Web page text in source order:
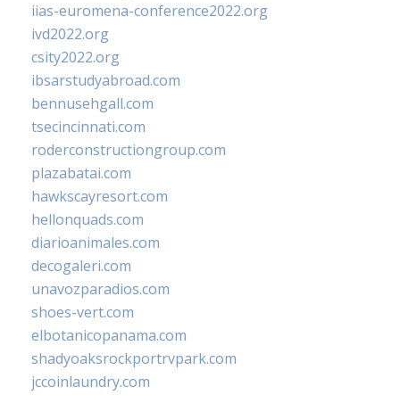
iias-euromena-conference2022.org
ivd2022.org
csity2022.org
ibsarstudyabroad.com
bennusehgall.com
tsecincinnati.com
roderconstructiongroup.com
plazabatai.com
hawkscayresort.com
hellonquads.com
diarioanimales.com
decogaleri.com
unavozparadios.com
shoes-vert.com
elbotanicopanama.com
shadyoaksrockportrvpark.com
jccoinlaundry.com